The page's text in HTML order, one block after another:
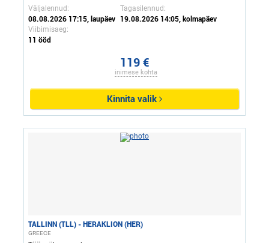
Väljalennud:
08.08.2026 17:15, laupäev
Tagasilennud:
19.08.2026 14:05, kolmapäev
Viibimisaeg:
11 ööd
119 €
inimese kohta
Kinnita valik
TALLINN (TLL) - HERAKLION (HER)
GREECE